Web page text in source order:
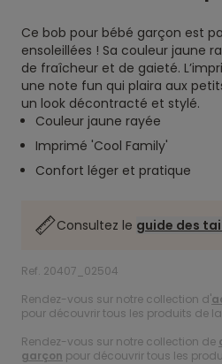
Ce bob pour bébé garçon est
ensoleillées ! Sa couleur jaune
de fraîcheur et de gaieté.
une note fun qui plaira aux
un look décontracté et stylé.
Couleur jaune rayée
Imprimé 'Cool Family'
Confort léger et pratique
Consultez le guide des
Ref. 20407_02504
Rendez-vous sur notre collection d'
pour découvrir tous les produits de
Rendez-vous sur notre collection de
garçon pour découvrir tous les